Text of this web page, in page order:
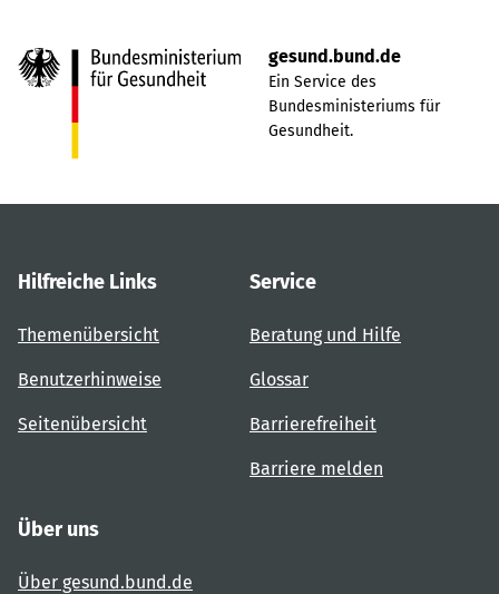
gesund.bund.de
Ein Service des
Bundesministeriums für
Gesundheit.
Hilfreiche Links
Themenübersicht
Benutzerhinweise
Seitenübersicht
Service
Beratung und Hilfe
Glossar
Barrierefreiheit
Barriere melden
Über uns
Über gesund.bund.de